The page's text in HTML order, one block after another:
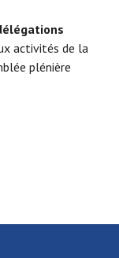
activités de la
plénière